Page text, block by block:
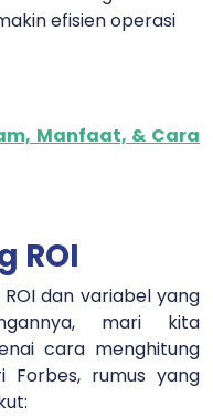
efisien operasi
Manfaat, & Cara
ROI
dan variabel yang
mari kita
cara menghitung
Forbes, rumus yang